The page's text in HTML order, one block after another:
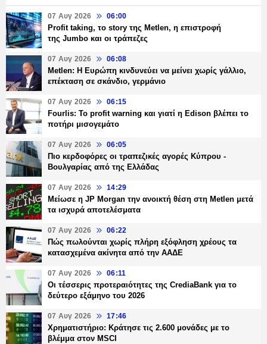
07 Αυγ 2026 06:00
Profit taking, το story της Metlen, η επιστροφή
της Jumbo και οι τράπεζες
07 Αυγ 2026 06:08
Metlen: Η Ευρώπη κινδυνεύει να μείνει χωρίς γάλλιο,
επέκταση σε σκάνδιο, γερμάνιο
07 Αυγ 2026 06:15
Fourlis: Το profit warning και γιατί η Edison βλέπει το
ποτήρι μισογεμάτο
07 Αυγ 2026 06:05
Πιο κερδοφόρες οι τραπεζικές αγορές Κύπρου -
Βουλγαρίας από της Ελλάδας
07 Αυγ 2026 14:29
Μείωσε η JP Morgan την ανοικτή θέση στη Metlen μετά
τα ισχυρά αποτελέσματα
07 Αυγ 2026 06:22
Πώς πωλούνται χωρίς πλήρη εξόφληση χρέους τα
κατασχεμένα ακίνητα από την ΑΑΔΕ
07 Αυγ 2026 06:11
Οι τέσσερις προτεραιότητες της CrediaBank για το
δεύτερο εξάμηνο του 2026
07 Αυγ 2026 17:46
Χρηματιστήριο: Κράτησε τις 2.600 μονάδες με το
βλέμμα στον MSCI